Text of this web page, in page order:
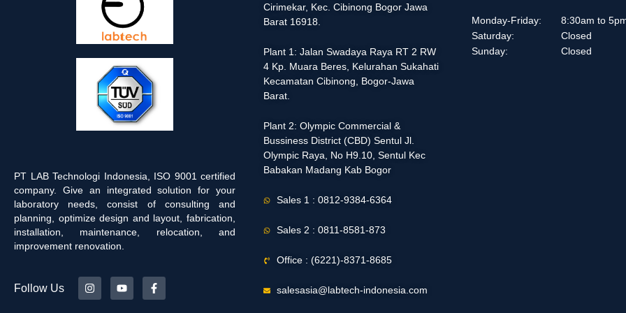
PT LAB Technologi Indonesia, ISO 9001 certified
company. Give an integrated solution for your
laboratory needs, consist of consulting and
planning, optimize design and layout, fabrication,
installation, maintenance, relocation, and
improvement renovation.
Follow Us
Cirimekar, Kec. Cibinong Bogor Jawa
Barat 16918.
Plant 1: Jalan Swadaya Raya RT 2 RW
4 Kp. Muara Beres, Kelurahan Sukahati
Kecamatan Cibinong, Bogor-Jawa
Barat.
Plant 2: Olympic Commercial &
Bussiness District (CBD) Sentul Jl.
Olympic Raya, No H9.10, Sentul Kec
Babakan Madang Kab Bogor
Sales 1 : 0812-9384-6364
Sales 2 : 0811-8581-873
Office : (6221)-8371-8685
salesasia@labtech-indonesia.com
Monday-Friday:
Saturday:
Sunday:
8:30am to
Closed
Closed